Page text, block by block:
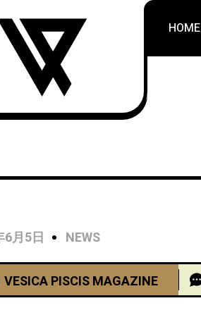
HOME
6月5日
NEWS
VESICA PISCIS MAGAZINE